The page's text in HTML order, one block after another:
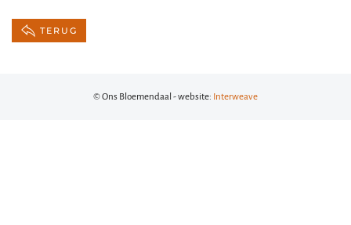
TERUG
© Ons Bloemendaal - website: Interweave